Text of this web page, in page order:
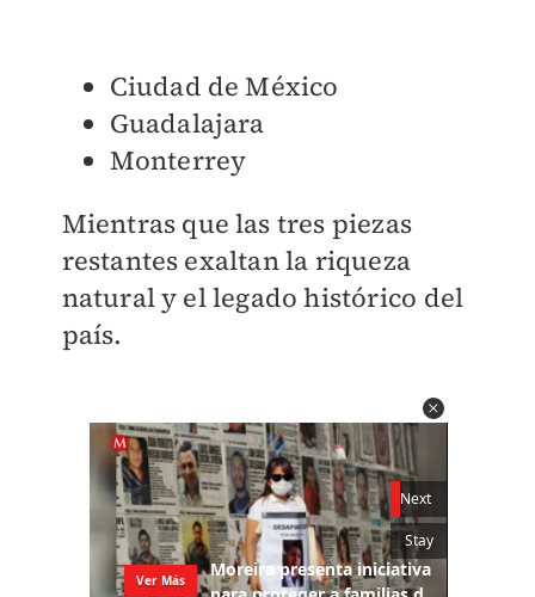
Ciudad de México
Guadalajara
Monterrey
Mientras que las tres piezas
restantes exaltan la riqueza
natural y el legado histórico del
país.